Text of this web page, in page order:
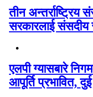
तीन अन्तर्राष्ट्रिय
सरकारलाई संसदीय
एलपी ग्यासबारे
आपूर्ति प्रभावित,